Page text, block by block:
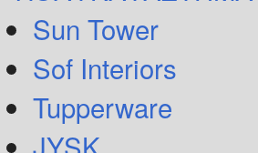
Sun Tower
Sof Interiors
Tupperware